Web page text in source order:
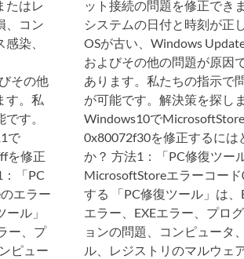
たはレ
、コン
染、
その他
す。私
す。
で
を修正
「PC
エラー
ル」
ー、プ
ピュー
ット接続の問題を修正でき
システムの日付と時刻が正
OSが古い、Windows
およびその他の問題が原因
あります。私たちの指示で
が可能です。解決策を探し
Windows10で
0x80072f30を修正するには
か？ 方法1：「PC修復ツー
MicrosoftStoreエラーコー
する 「PC修復ツール」は、
エラー、EXEエラー、プロ
ョンの問題、コンピュータ
ル、レジストリのマルウェ